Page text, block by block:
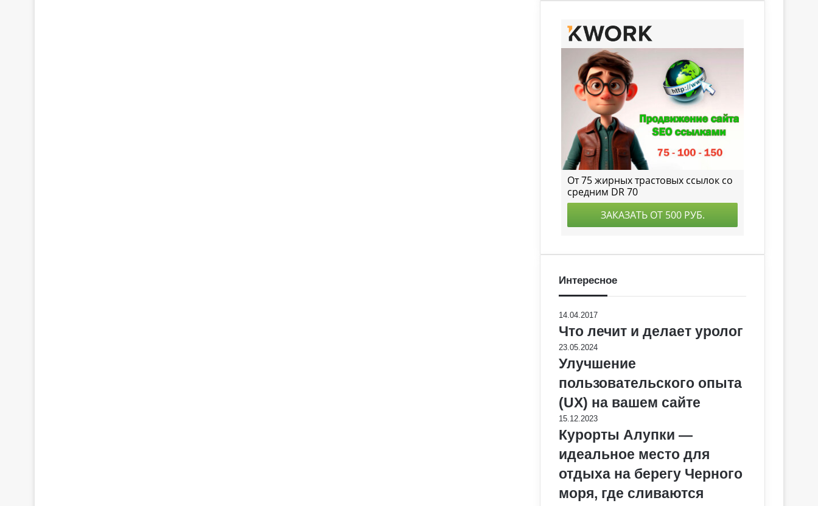
Интересное
14.04.2017
Что лечит и делает уролог
23.05.2024
Улучшение
пользовательского опыта
(UX) на вашем сайте
15.12.2023
Курорты Алупки —
идеальное место для
отдыха на берегу Черного
моря, где сливаются